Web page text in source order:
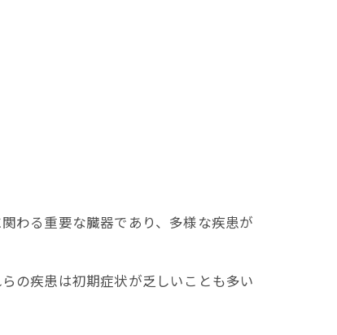
わる重要な臓器であり、多様な疾患が
の疾患は初期症状が乏しいことも多い